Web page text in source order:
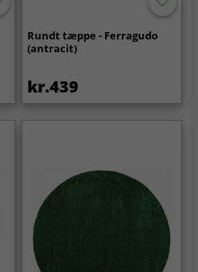
Rundt tæppe - Ferragudo
(antracit)
kr.439